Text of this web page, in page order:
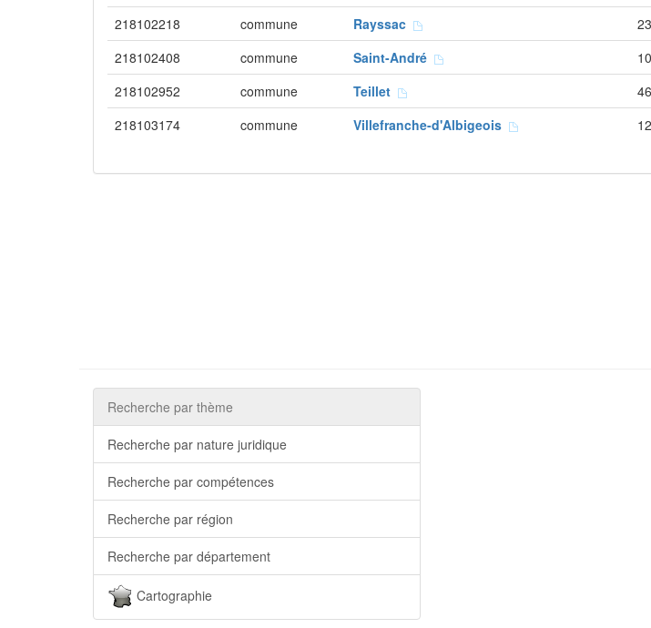
218102218
commune Rayssac
218102408
commune Saint-André
218102952
commune Teillet
218103174
commune Villefranche-d'Albigeois
Recherche par thème
Recherche par nature juridique
Recherche par compétences
Recherche par région
Recherche par département
Cartographie